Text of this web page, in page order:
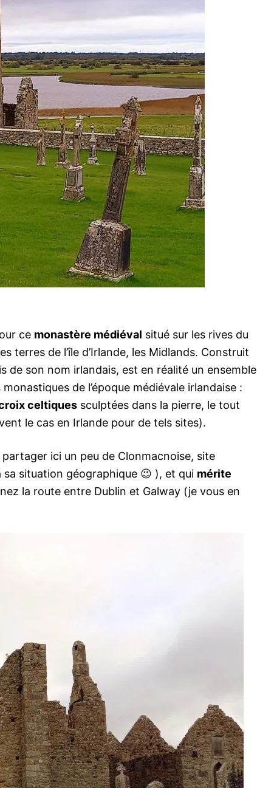
ce monastère médiéval situé sur les rives du
terres de l’île d’Irlande, les Midlands. Construit
de son nom irlandais, est en réalité un ensemble
monastiques de l’époque médiévale irlandaise :
celtiques sculptées dans la pierre, le tout
le cas en Irlande pour de tels sites).
ici un peu de Clonmacnoise, site
situation géographique 😉 ), et qui mérite
la route entre Dublin et Galway (je vous en